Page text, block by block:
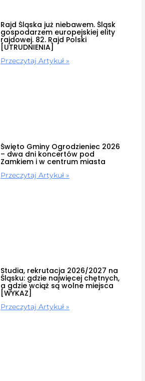
Rajd Śląska już niebawem. Śląsk
gospodarzem europejskiej elity
rajdowej. 82. Rajd Polski
[UTRUDNIENIA]
Przeczytaj Artykuł »
Święto Gminy Ogrodzieniec 2026
– dwa dni koncertów pod
Zamkiem i w centrum miasta
Przeczytaj Artykuł »
Studia, rekrutacja 2026/2027 na
Śląsku: gdzie najwięcej chętnych,
a gdzie wciąż są wolne miejsca
[WYKAZ]
Przeczytaj Artykuł »